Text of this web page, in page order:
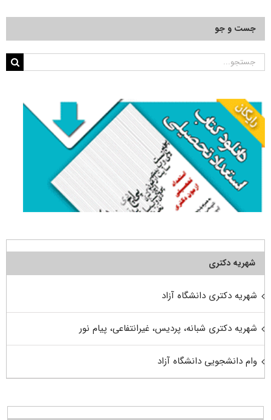
جست و جو
جستجو
شهریه دکتری
شهریه دکتری دانشگاه آزاد
شهریه دکتری شبانه، پردیس، غیرانتفاعی، پیام نور
وام دانشجویی دانشگاه آزاد